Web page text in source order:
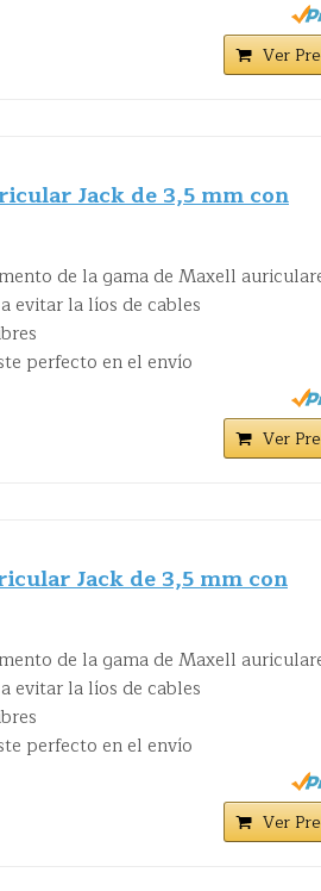
Ver
Jack de 3,5 mm con
de la gama de Maxell
evitar la líos de cables
perfecto en el envío
Ver
Jack de 3,5 mm con
de la gama de Maxell
evitar la líos de cables
perfecto en el envío
Ver